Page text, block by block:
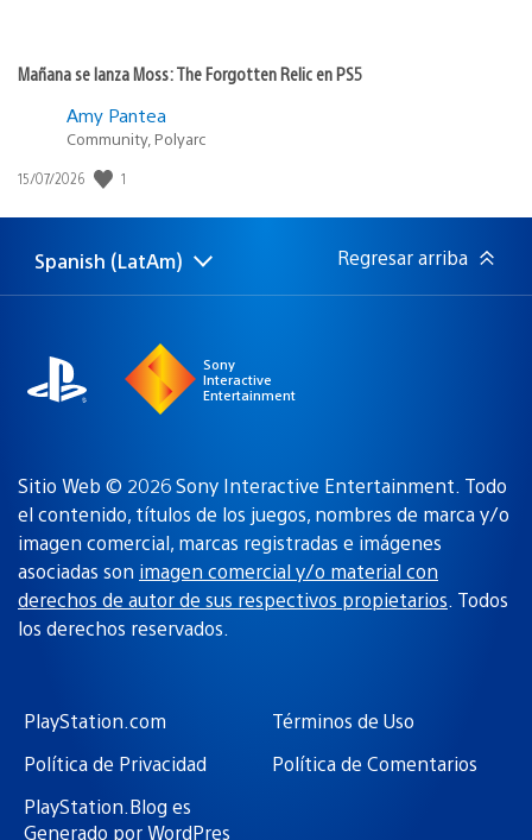
Mañana se lanza Moss: The Forgotten Relic en PS5
Amy Pantea
Community, Polyarc
Fecha
publicación:
15/07/2026 1
Elige
Región
Spanish (LatAm) Regresar arriba
Sony
Interactive
Entertainment
Sitio Web © 2026 Sony Interactive Entertainment. Todo
el contenido, títulos de los juegos, nombres de marca y/o
imagen comercial, marcas registradas e imágenes
asociadas son imagen comercial y/o material con
derechos de autor de sus respectivos propietarios. Todos
los derechos reservados.
PlayStation.com
Términos de Uso
Política de Privacidad
Política de Comentarios
PlayStation.Blog es
Generado por WordPres